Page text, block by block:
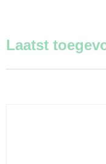
Laatst